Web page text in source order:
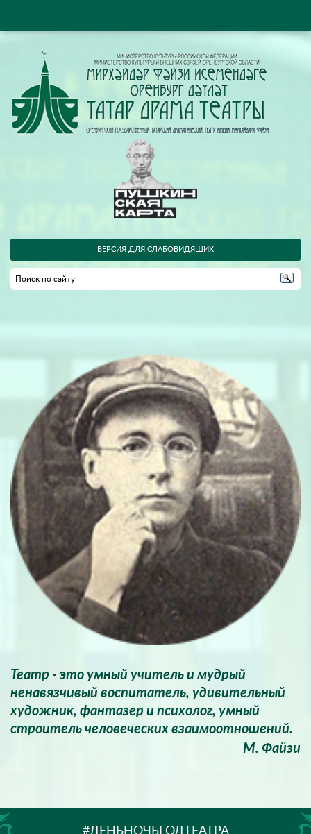
ВЕРСИЯ ДЛЯ СЛАБОВИДЯЩИХ
Театр - это умный учитель и мудрый
ненавязчивый воспитатель, удивительный
художник, фантазер и психолог, умный
строитель человеческих взаимоотношений.
М. Файзи
#ДЕНЬНОЧЬГОДТЕАТРА